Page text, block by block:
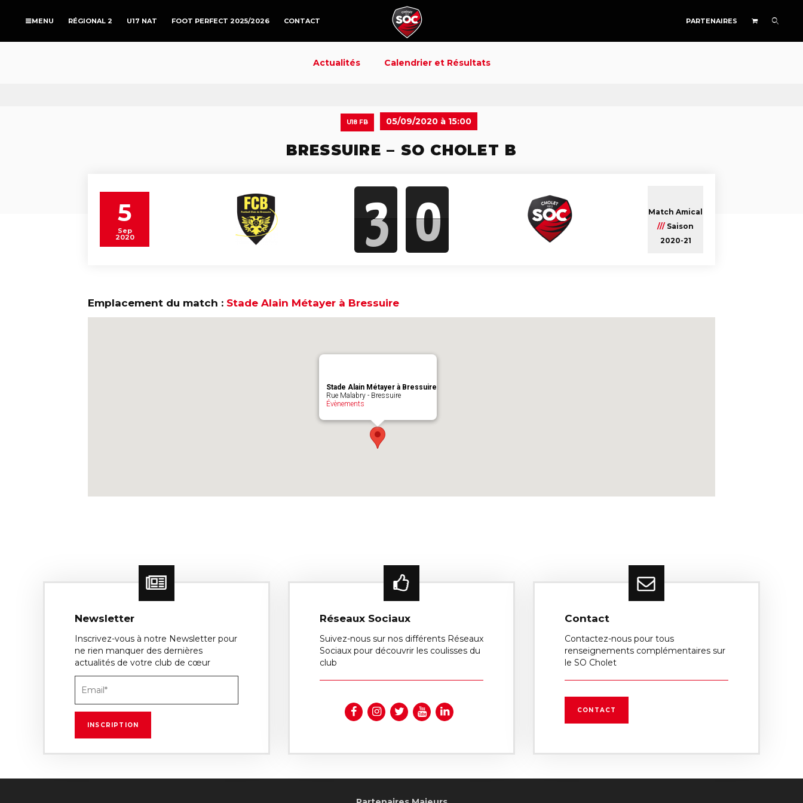
RÉGIONAL 2 U17 NAT FOOT PERFECT 2025/2026 CONTACT PARTENAIRES
Actualités Calendrier et Résultats
U18 FB 05/09/2020 à 15:00
BRESSUIRE – SO CHOLET B
5
Sep
2020 3 0
Match Amical
/// Saison
2020-21
Emplacement du match : Stade Alain Métayer à Bressuire
Stade Alain Métayer à Bressuire
Rue Malabry - Bressuire
Évènements
Newsletter
Inscrivez-vous à notre Newsletter pour
ne rien manquer des dernières
actualités de votre club de cœur
Réseaux Sociaux
Suivez-nous sur nos différents Réseaux
Sociaux pour découvrir les coulisses du
club
Contact
Contactez-nous pour tous
renseignements complémentaires sur
le SO Cholet
CONTACT